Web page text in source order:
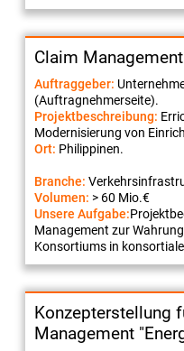
Claim
Auftraggeber:
(Auftragnehmerseite).
Projektbeschreibung:
Modernisierung von
Ort: Philippinen.
Branche:
Volumen: > 60 Mio.€
Unsere Aufgabe:
Management zur
Konsortiums in
Konzepterstellung
Management